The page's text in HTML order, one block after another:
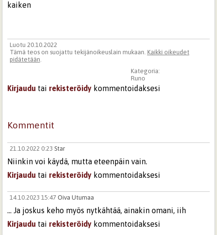
kaiken
Luotu 20.10.2022
Tämä teos on suojattu tekijänoikeuslain mukaan. Kaikki oikeudet
pidätetään.
Kategoria:
Runo
Kirjaudu tai rekisteröidy kommentoidaksesi
Kommentit
21.10.2022 0:23 Star
Niinkin voi käydä, mutta eteenpäin vain.
Kirjaudu tai rekisteröidy kommentoidaksesi
14.10.2023 15:47 Oiva Utumaa
... Ja joskus keho myös nytkähtää, ainakin omani, iih
Kirjaudu tai rekisteröidy kommentoidaksesi